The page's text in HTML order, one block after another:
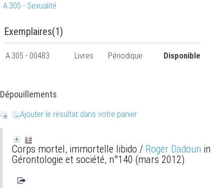
A.305 - Sexualité
Exemplaires(1)
A.305 - 00483 Livres Périodique Disponible
Dépouillements
Ajouter le résultat dans votre panier
Corps mortel, immortelle libido / Roger Dadoun in
Gérontologie et société, n°140 (mars 2012)